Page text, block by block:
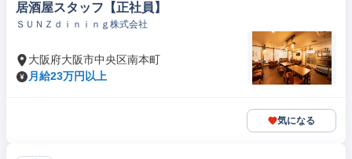
居酒屋スタッフ【正社員】
ＳＵＮＺｄｉｎｉｎｇ株式会社
大阪府大阪市中央区南本町
月給23万円以上
気になる